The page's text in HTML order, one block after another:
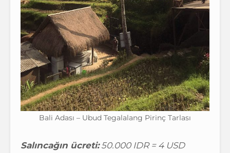
Bali Adası – Ubud Tegalalang Pirinç Tarlası
Salıncağın ücreti:50.000 IDR = 4 USD